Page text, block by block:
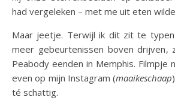
had vergeleken – met me uit eten
Maar jeetje. Terwijl ik dit zit te
meer gebeurtenissen boven drijven,
Peabody eenden in Memphis. Filmpje
even op mijn Instagram (maaikeschaap
té schattig.